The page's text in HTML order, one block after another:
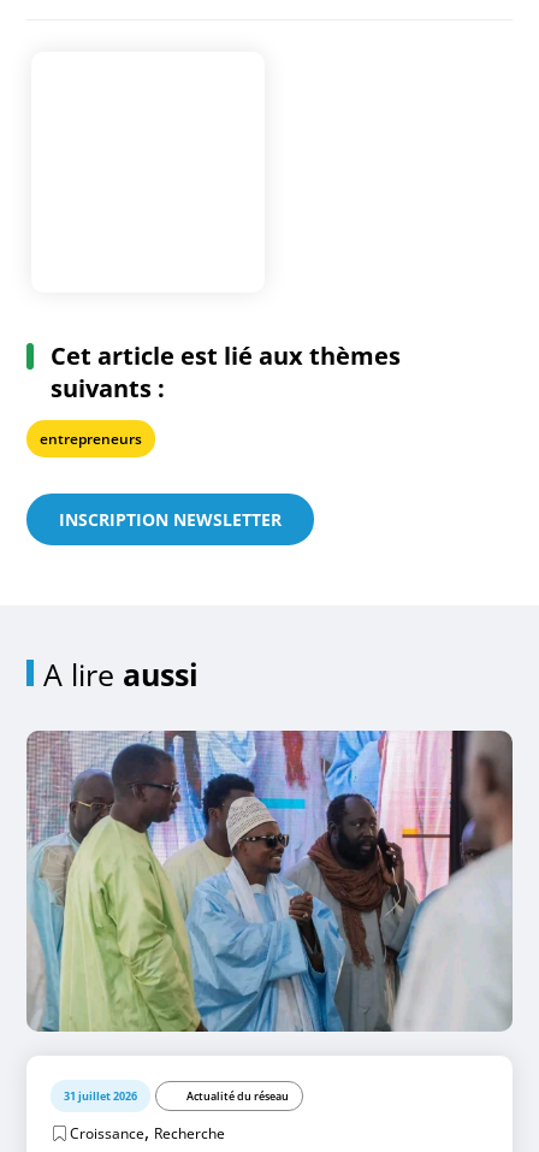
Cet article est lié aux thèmes
suivants :
entrepreneurs
INSCRIPTION NEWSLETTER
A lire aussi
31 juillet 2026 Actualité du réseau
Croissance, Recherche